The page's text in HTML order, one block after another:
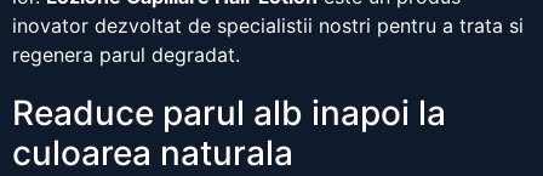
inovator dezvoltat de specialistii nostri pentru a trata si
regenera parul degradat.
Readuce parul alb inapoi la
culoarea naturala